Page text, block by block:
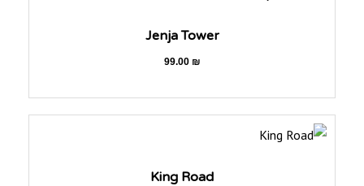
Jenja Tower
99.00₪
King Road